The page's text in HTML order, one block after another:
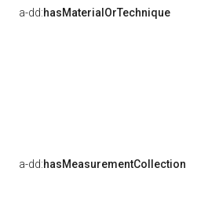
a-dd:hasMaterialOrTechnique
a-dd:hasMeasurementCollection